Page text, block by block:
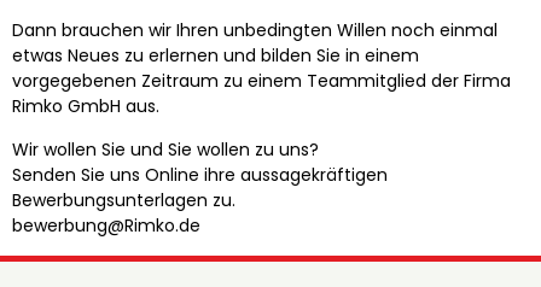
Dann brauchen wir Ihren unbedingten Willen noch einmal
etwas Neues zu erlernen und bilden Sie in einem
vorgegebenen Zeitraum zu einem Teammitglied der Firma
Rimko GmbH aus.
Wir wollen Sie und Sie wollen zu uns?
Senden Sie uns Online ihre aussagekräftigen
Bewerbungsunterlagen zu.
bewerbung@Rimko.de